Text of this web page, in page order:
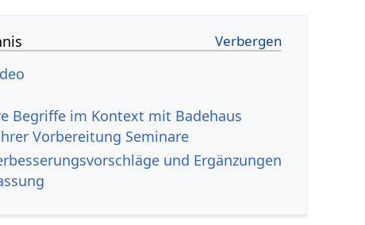
Video
Vorbereitung Seminare
Verbesserungsvorschläge und Ergänzungen